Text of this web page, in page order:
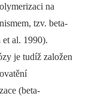
na
tzv. beta-
al. 1990).
je tudíž založen
(beta-